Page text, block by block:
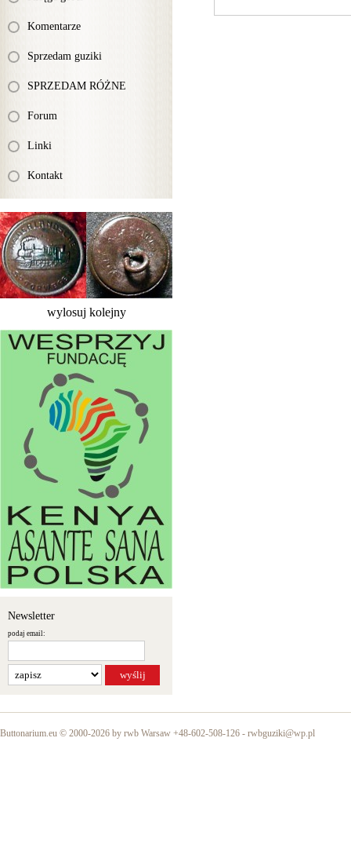
Komentarze
Sprzedam guziki
SPRZEDAM RÓŻNE
Forum
Linki
Kontakt
wylosuj kolejny
Newsletter
podaj email:
Buttonarium.eu © 2000-2026 by rwb Warsaw +48-602-508-126 - rwbguziki@wp.pl